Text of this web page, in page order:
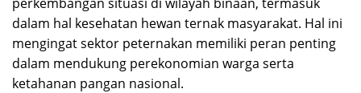
dalam hal kesehatan hewan ternak masyarakat. Hal ini
mengingat sektor peternakan memiliki peran penting
dalam mendukung perekonomian warga serta
ketahanan pangan nasional.